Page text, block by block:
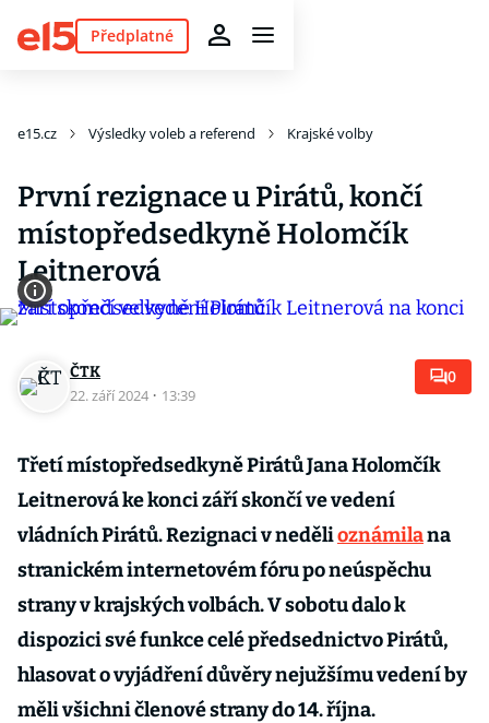
Předplatné
e15.cz Výsledky voleb a referend Krajské volby
První rezignace u Pirátů, končí
místopředsedkyně Holomčík
Leitnerová
ČTK
22. září 2024 · 13:39
0
Třetí místopředsedkyně Pirátů Jana Holomčík
Leitnerová ke konci září skončí ve vedení
vládních Pirátů. Rezignaci v nedělioznámilana
stranickém internetovém fóru po neúspěchu
strany v krajských volbách. V sobotu dalo k
dispozici své funkce celé předsednictvo Pirátů,
hlasovat o vyjádření důvěry nejužšímu vedení by
měli všichni členové strany do 14. října.